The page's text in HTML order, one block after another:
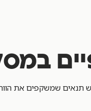
תנאים שמשקפים את